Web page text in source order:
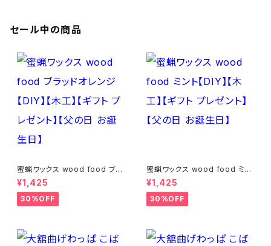
セール中の商品
蜜蝋ワックス wood food ブラ
ッドオレンジ【DIY】【木工】【ギフ
ト プレゼント】【父の日 お誕生
日】
¥1,425
30%OFF
蜜蝋ワックス wood food ミン
ト【DIY】【木工】【ギフト プレゼン
ト】【父の日 お誕生日】
¥1,425
30%OFF